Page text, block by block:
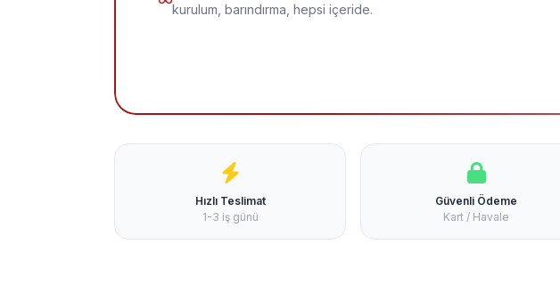
kurulum, barındırma, hepsi içeride.
Hızlı Teslimat
1-3 iş günü
Güvenli Ödeme
Kart / Havale